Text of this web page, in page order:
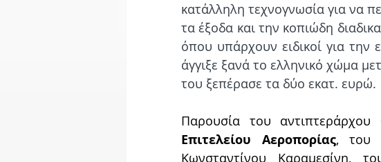
κατάλληλη τεχνογνωσία για να
τα έξοδα και την κοπιώδη
όπου υπάρχουν ειδικοί για
άγγιξε ξανά το ελληνικό χώμα
του ξεπέρασε τα δύο εκατ. ευρώ.
Παρουσία του αντιπτεράρχου
Επιτελείου Αεροπορίας,
Κωνσταντίνου Καραμεσίνη,